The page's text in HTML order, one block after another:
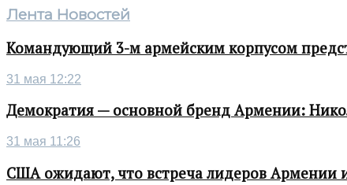
Лента Новостей
Командующий 3-м армейским корпусом
31 мая 12:22
Демократия — основной бренд Армении:
31 мая 11:26
США ожидают, что встреча лидеров Армении